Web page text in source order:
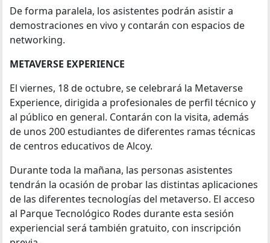
De forma paralela, los asistentes podrán asistir a
demostraciones en vivo y contarán con espacios de
networking.
METAVERSE EXPERIENCE
El viernes, 18 de octubre, se celebrará la Metaverse
Experience, dirigida a profesionales de perfil técnico y
al público en general. Contarán con la visita, además
de unos 200 estudiantes de diferentes ramas técnicas
de centros educativos de Alcoy.
Durante toda la mañana, las personas asistentes
tendrán la ocasión de probar las distintas aplicaciones
de las diferentes tecnologías del metaverso. El acceso
al Parque Tecnológico Rodes durante esta sesión
experiencial será también gratuito, con inscripción